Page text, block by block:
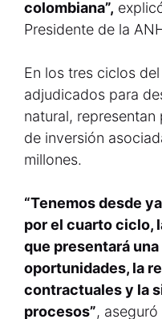
colombiana”,
Presidente de la
En los tres ciclos
adjudicados para
natural,
de inversión
millones.
“Tenemos desde
por el cuarto ciclo,
que presentará
oportunidades, la
contractuales y la
procesos”, aseguró